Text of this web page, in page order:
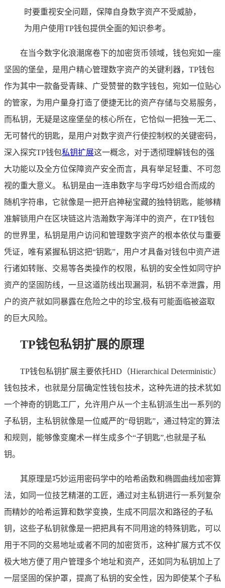
时要重视安全问题，保障自身数字资产不受威胁，
为用户使用TP钱包提供全面的知识参考。
在当今数字化浪潮席卷下的加密货币领域，钱包宛如一座
坚固的堡垒，是用户精心管理数字资产的关键利器，TP钱包
作为其中一款备受青睐、广受赞誉的数字钱包，宛如一位贴心
的管家，为用户量身打造了便捷无比的资产存储与交易服务，
而私钥，无疑是这座堡垒的核心所在，它恰似一把独一无二、
无可替代的钥匙，是用户对数字资产行使控制权的关键密码，
深入探究TP钱包私钥扩展这一概念，对于透彻理解钱包的强
大功能以及全方位保障资产安全而言，具有举足轻重、不可忽
视的重大意义。 私钥是由一连串数字与字母巧妙组合而成的
随机字符串，它就像是一把开启神秘宝藏的独特钥匙，能够精
准解锁用户在区块链这片浩瀚数字海洋中的资产，在TP钱包
的世界里，私钥是用户访问和管理数字资产的根本依仗与重要
凭证，唯有紧握私钥这把“钥匙”，用户才具备对钱包中资产进
行诸如转账、交易等各类操作的权限，私钥的安全性如同守护
资产的坚固防线，一旦这道防线出现漏洞，私钥不幸泄露，用
户的资产就如同暴露在危险之中的珍宝,极有可能面临被盗取
的巨大风险。
TP钱包私钥扩展的原理
TP钱包私钥扩展主要依托HD（Hierarchical Deterministic）
钱包技术，也就是分层确定性钱包技术，这种先进的技术犹如
一个神奇的钥匙工厂，允许用户从一个主私钥派生出一系列的
子私钥，主私钥就像是一位威严的“母钥匙”，通过特定的算法
和规则，能够像变魔术一样生成多个“子钥匙”,也就是子私
钥。
其原理是巧妙运用密码学中的哈希函数和椭圆曲线加密算
法，如同一位技艺精湛的工匠，通过对主私钥进行一系列复杂
而精妙的哈希运算和数学变换，生成不同层次和路径的子私
钥，这些子私钥就像是一把把具有不同用途的特殊钥匙，可以
用于不同的交易地址或者不同的加密货币，这种扩展方式不仅
极大地方便了用户管理多个地址和资产，还如同为私钥加上了
一层坚固的保护罩，提高了私钥的安全性，因为即使某个子私